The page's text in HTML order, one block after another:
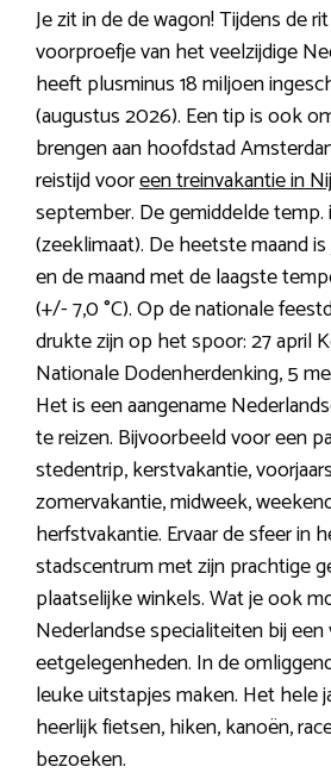
Je zit in de de wagon! Tijdens de
voorproefje van het veelzijdige
heeft plusminus 18 miljoen
(augustus 2026). Een tip is ook
brengen aan hoofdstad
reistijd vooreen treinvakantie in
september. De gemiddelde temp.
(zeeklimaat). De heetste maand is
en de maand met de laagste
(+/- 7,0 °C). Op de nationale
drukte zijn op het spoor: 27 april
Nationale Dodenherdenking, 5
Het is een aangename
te reizen. Bijvoorbeeld voor een
stedentrip, kerstvakantie,
zomervakantie, midweek,
herfstvakantie. Ervaar de sfeer in
stadscentrum met zijn prachtige
plaatselijke winkels. Wat je ook
Nederlandse specialiteiten bij een
eetgelegenheden. In de
leuke uitstapjes maken. Het hele
heerlijk fietsen, hiken, kanoën,
bezoeken.